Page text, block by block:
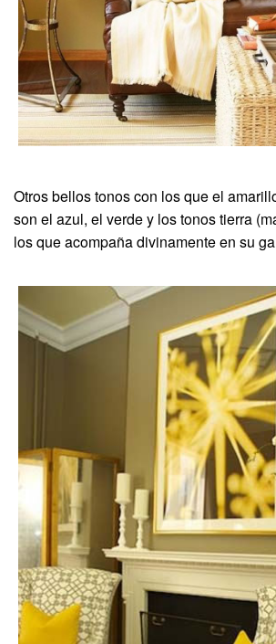
Otros bellos tonos con los que el
son el azul, el verde y los tonos tierra
los que acompaña divinamente en su